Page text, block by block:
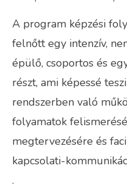
A program képzési
felnőtt egy intenzív,
épülő, csoportos és
részt, ami képessé
rendszerben való
folyamatok
megtervezésére és
kapcsolati-
.